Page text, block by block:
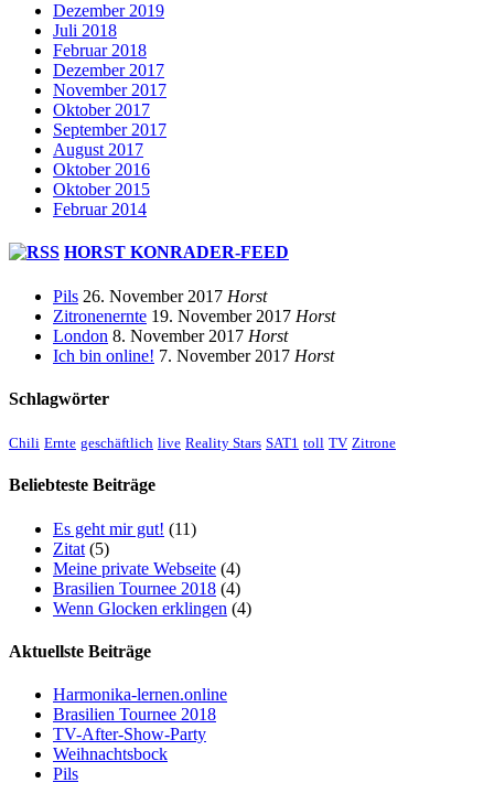
Dezember 2019
Juli 2018
Februar 2018
Dezember 2017
November 2017
Oktober 2017
September 2017
August 2017
Oktober 2016
Oktober 2015
Februar 2014
HORST KONRADER-FEED
Pils 26. November 2017 Horst
Zitronenernte 19. November 2017 Horst
London 8. November 2017 Horst
Ich bin online! 7. November 2017 Horst
Schlagwörter
Chili Ernte geschäftlich live Reality Stars SAT1 toll TV Zitrone
Beliebteste Beiträge
Es geht mir gut! (11)
Zitat (5)
Meine private Webseite (4)
Brasilien Tournee 2018 (4)
Wenn Glocken erklingen (4)
Aktuellste Beiträge
Harmonika-lernen.online
Brasilien Tournee 2018
TV-After-Show-Party
Weihnachtsbock
Pils